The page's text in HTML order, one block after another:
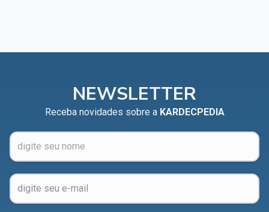
NEWSLETTER
Receba novidades sobre a KARDECPEDIA